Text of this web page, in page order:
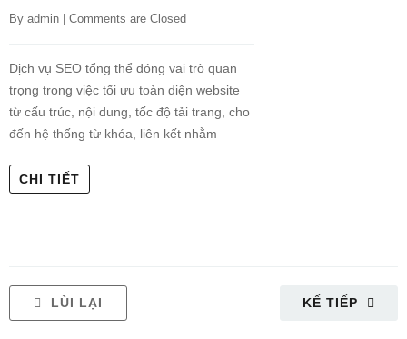
By admin Comments are Closed
Dịch vụ SEO tổng thể đóng vai trò quan
trọng trong việc tối ưu toàn diện website
từ cấu trúc, nội dung, tốc độ tải trang, cho
đến hệ thống từ khóa, liên kết nhằm
CHI TIẾT
KẾ TIẾP
LÙI LẠI